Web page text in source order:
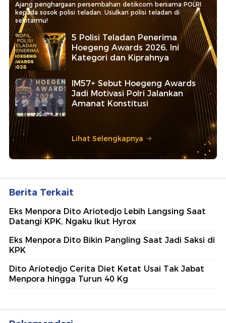
kepada sosok polisi teladan. Usulkan polisi teladan di
5 Polisi Teladan Penerima
Hoegeng Awards 2026, Ini
Kategori dan Kiprahnya
Jadi Motivasi Polri Jalankan
Amanat Konstitusi
Lihat Selengkapnya